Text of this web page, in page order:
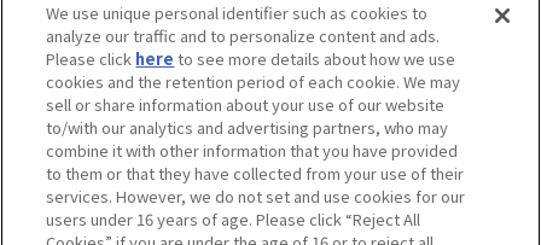
採用情報
サステナビリティ
お問い合わせ
ウェブサイトご利用条件 ソーシャルメディアポリシー
個人情報及び特定個人情報等の取り扱いに関する保護方針
We use unique personal identifier such as cookies to
analyze our traffic and to personalize content and ads.
Please click here to see more details about how we use
cookies and the retention period of each cookie. We may
sell or share information about your use of our website
to/with our analytics and advertising partners, who may
combine it with other information that you have provided
to them or that they have collected from your use of their
services. However, we do not set and use cookies for our
users under 16 years of age. Please click “Reject All